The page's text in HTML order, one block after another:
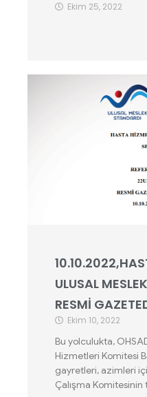
Ekim 25, 2022
ULUSAL
RESMİ
Ekim 10, 2022
Bu yolculukta,
Hizmetleri Komitesi
gayretleri, azimleri
Çalışma